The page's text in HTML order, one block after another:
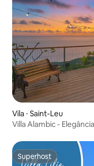
Vila ⋅ Saint-Leu
Villa Alambic -
Superhost
Superhost